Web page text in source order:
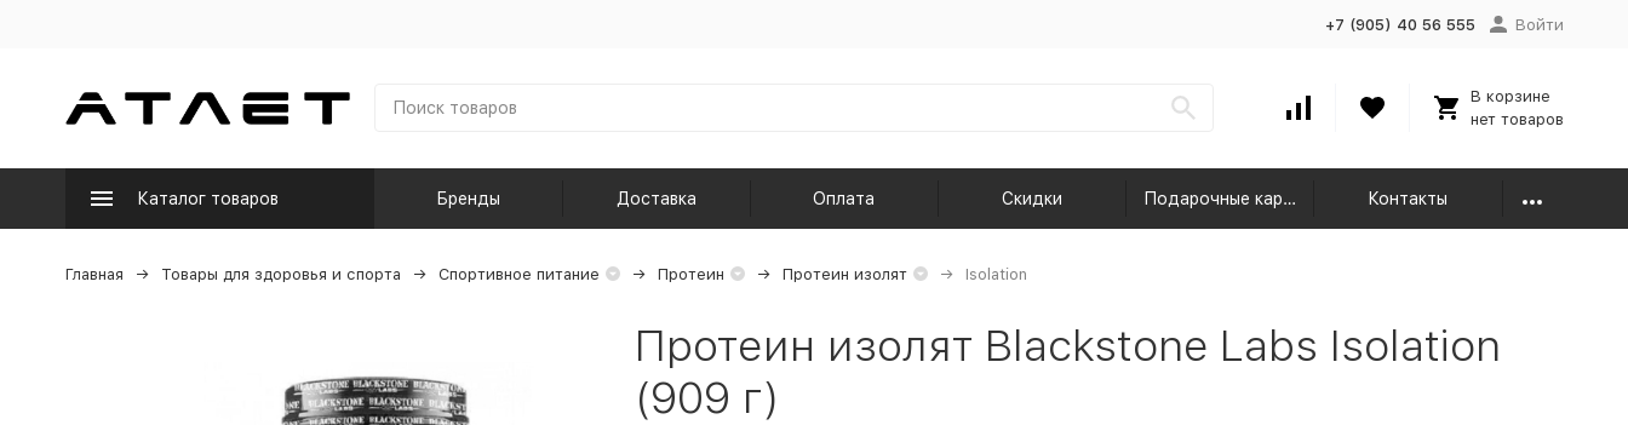
+7 (905) 40 56 555 Войти
В корзине
нет товаров
Каталог товаров Бренды Доставка Оплата Скидки Подарочные карты Контакты
Главная Товары для здоровья и спорта Спортивное питание Протеин Протеин изолят Isolation
Протеин изолят Blackstone Labs Isolation
(909 г)